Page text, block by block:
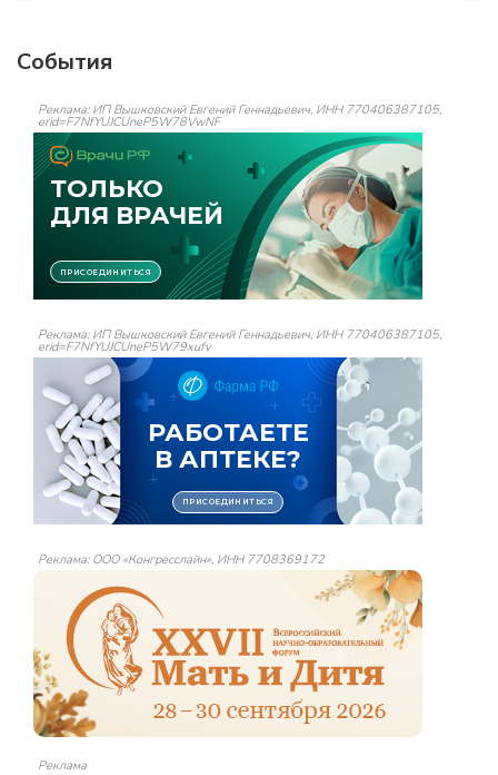
События
Реклама: ИП Вышковский Евгений Геннадьевич, ИНН 770406387105,
erid=F7NfYUJCUneP5W78VwNF
Реклама: ИП Вышковский Евгений Геннадьевич, ИНН 770406387105,
erid=F7NfYUJCUneP5W79xufv
Реклама: ООО «Конгресслайн», ИНН 7708369172
Реклама